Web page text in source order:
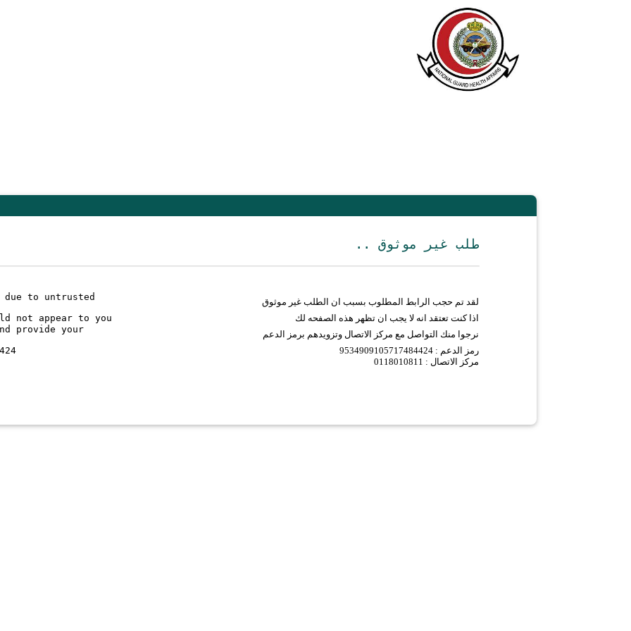
.. طلب غير موثوق
due to untrusted
لقد تم حجب الرابط المطلوب بسبب ان الطلب غير موثوق
not appear to you
اذا كنت تعتقد انه لا يجب ان تظهر هذه الصفحه لك
provide your
نرجوا منك التواصل مع مركز الاتصال وتزويدهم برمز الدعم
9534909105717484424 : رمز الدعم
مركز الاتصال : 0118010811